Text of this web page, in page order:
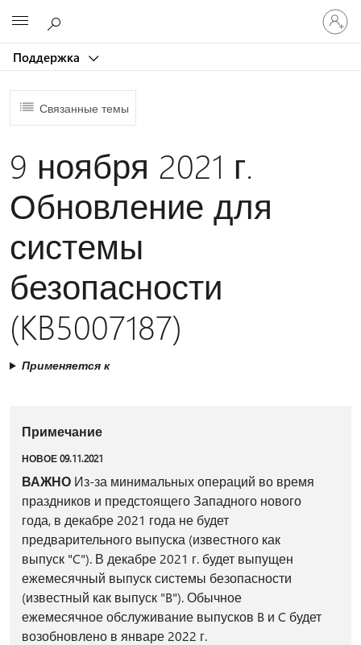
Поддержка
Связанные темы
9 ноября 2021 г.
Обновление для
системы
безопасности
(KB5007187)
Применяется к
Примечание
НОВОЕ 09.11.2021
ВАЖНОИз-за минимальных операций во время
праздников и предстоящего Западного нового
года, в декабре 2021 года не будет
предварительного выпуска (известного как
выпуск "C"). В декабре 2021 г. будет выпущен
ежемесячный выпуск системы безопасности
(известный как выпуск "B"). Обычное
ежемесячное обслуживание выпусков B и C будет
возобновлено в январе 2022 г.